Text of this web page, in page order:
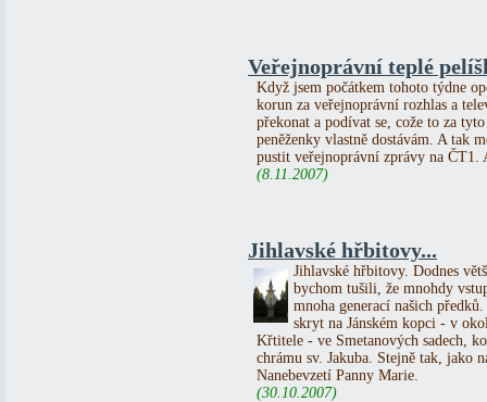
Veřejnoprávní teplé
Když jsem počátkem tohoto týdne
korun za veřejnoprávní rozhlas a
překonat a podívat se, cože to za
peněženky vlastně dostávám. A tak
pustit veřejnoprávní zprávy na ČT1.
(8.11.2007)
Jihlavské hřbitovy...
Jihlavské hřbitovy. Dodnes
bychom tušili, že mnohdy
mnoha generací našich
skryt na Jánském kopci - v
Křtitele - ve Smetanových sadech,
chrámu sv. Jakuba. Stejně tak, jako
Nanebevzetí Panny Marie.
(30.10.2007)